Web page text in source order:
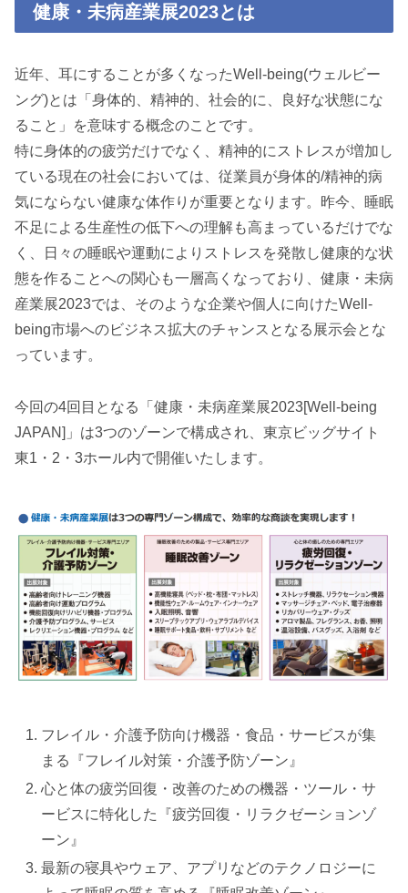
健康・未病産業展2023とは
近年、耳にすることが多くなったWell-being(ウェルビー
ング)とは「身体的、精神的、社会的に、良好な状態にな
ること」を意味する概念のことです。
特に身体的の疲労だけでなく、精神的にストレスが増加し
ている現在の社会においては、従業員が身体的/精神的病
気にならない健康な体作りが重要となります。昨今、睡眠
不足による生産性の低下への理解も高まっているだけでな
く、日々の睡眠や運動によりストレスを発散し健康的な状
態を作ることへの関心も一層高くなっており、健康・未病
産業展2023では、そのような企業や個人に向けたWell-
being市場へのビジネス拡大のチャンスとなる展示会とな
っています。
今回の4回目となる「健康・未病産業展2023[Well-being
JAPAN]」は3つのゾーンで構成され、東京ビッグサイト
東1・2・3ホール内で開催いたします。
フレイル・介護予防向け機器・食品・サービスが集
まる『フレイル対策・介護予防ゾーン』
心と体の疲労回復・改善のための機器・ツール・サ
ービスに特化した『疲労回復・リラクゼーションゾ
ーン』
最新の寝具やウェア、アプリなどのテクノロジーに